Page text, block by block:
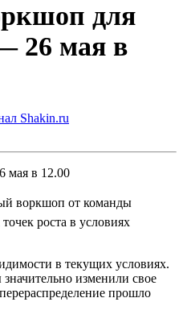
для
26 мая в
Shakin.ru
мая в 12.00
воркшоп от команды
роста в условиях
в текущих условиях.
изменили свое
прошло